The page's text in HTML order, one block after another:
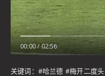
00:00/02:56
关键词：#哈兰德 #梅开二度